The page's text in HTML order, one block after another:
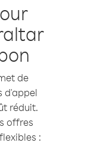
de
d'appel
réduit.
offres
: